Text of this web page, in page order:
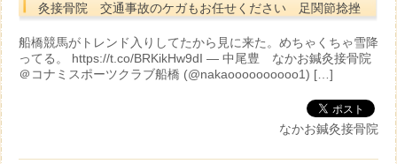
灸接骨院 交通事故のケガもお任せください 足関節捻挫
船橋競馬がトレンド入りしてたから見に来た。めちゃくちゃ雪降
ってる。 https://t.co/BRKikHw9dI — 中尾豊 なかお鍼灸接骨院
＠コナミスポーツクラブ船橋 (@nakaoooooooooo1) […]
なかお鍼灸接骨院